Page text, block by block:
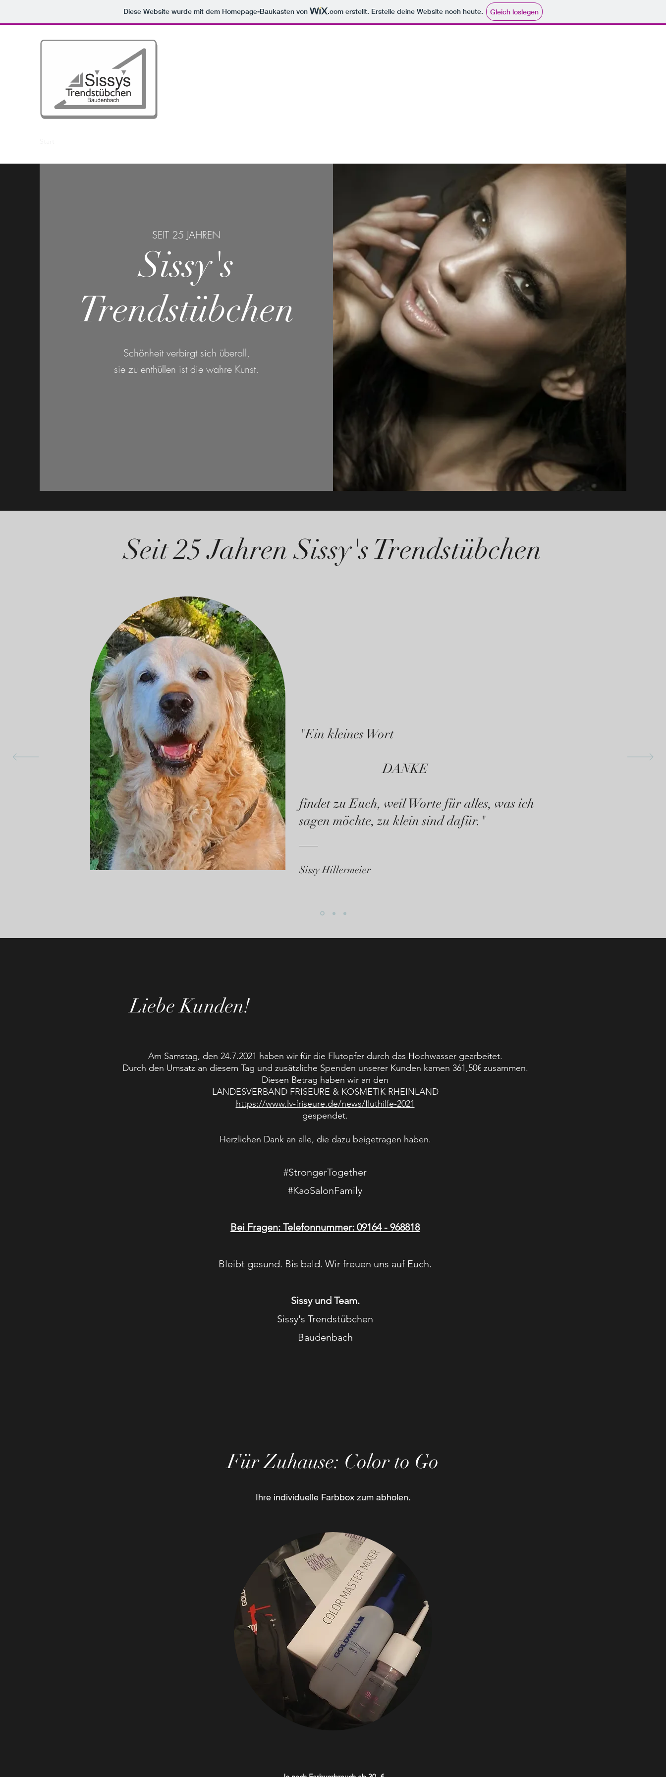
Diese Website wurde mit dem Homepage-Baukasten von .com erstellt. Erstelle deine Website noch heute. Gleich loslegen
SEIT 25 JAHREN
Sissy's
Trendstübchen
Schönheit verbirgt sich überall,
sie zu enthüllen ist die wahre Kunst.
Seit 25 Jahren Sissy's Trendstübchen
"Ein kleines Wort
DANKE
findet zu Euch, weil Worte für alles, was ich
sagen möchte, zu klein sind dafür."
Sissy Hillermeier
Liebe Kunden!
Am Samstag, den 24.7.2021 haben wir für die Flutopfer durch das Hochwasser gearbeitet.
Durch den Umsatz an diesem Tag und zusätzliche Spenden unserer Kunden kamen 361,50€ zusammen.
Diesen Betrag haben wir an den
LANDESVERBAND FRISEURE & KOSMETIK RHEINLAND
https://www.lv-friseure.de/news/fluthilfe-2021
​gespendet.
Herzlichen Dank an alle, die dazu beigetragen haben.
#StrongerTogether
#KaoSalonFamily
Bei Fragen: Telefonnummer: 09164 - 968818
Bleibt gesund. Bis bald. Wir freuen uns auf Euch.
Sissy und Team.
Sissy's Trendstübchen
Baudenbach
Für Zuhause: Color to Go
Ihre individuelle Farbbox zum abholen.